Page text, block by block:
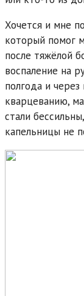
Хочется и мне
который помог
после тяжёлой
воспаление на
полгода и
кварцеванию,
стали
капельницы не